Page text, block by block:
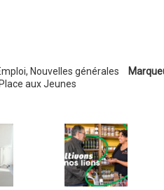
, Nouvelles générales
aux Jeunes